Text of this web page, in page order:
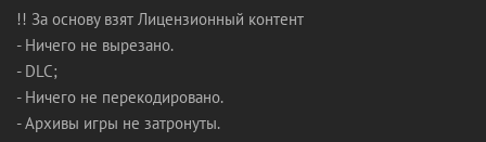
!! За основу взят Лицензионный контент
- Ничего не вырезано.
- DLC;
- Ничего не перекодировано.
- Архивы игры не затронуты.